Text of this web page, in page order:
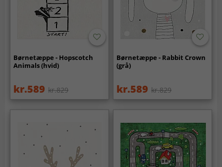
Børnetæppe - Hopscotch
Animals (hvid)
kr.589 kr.829
Børnetæppe - Rabbit Crown
(grå)
kr.589 kr.829